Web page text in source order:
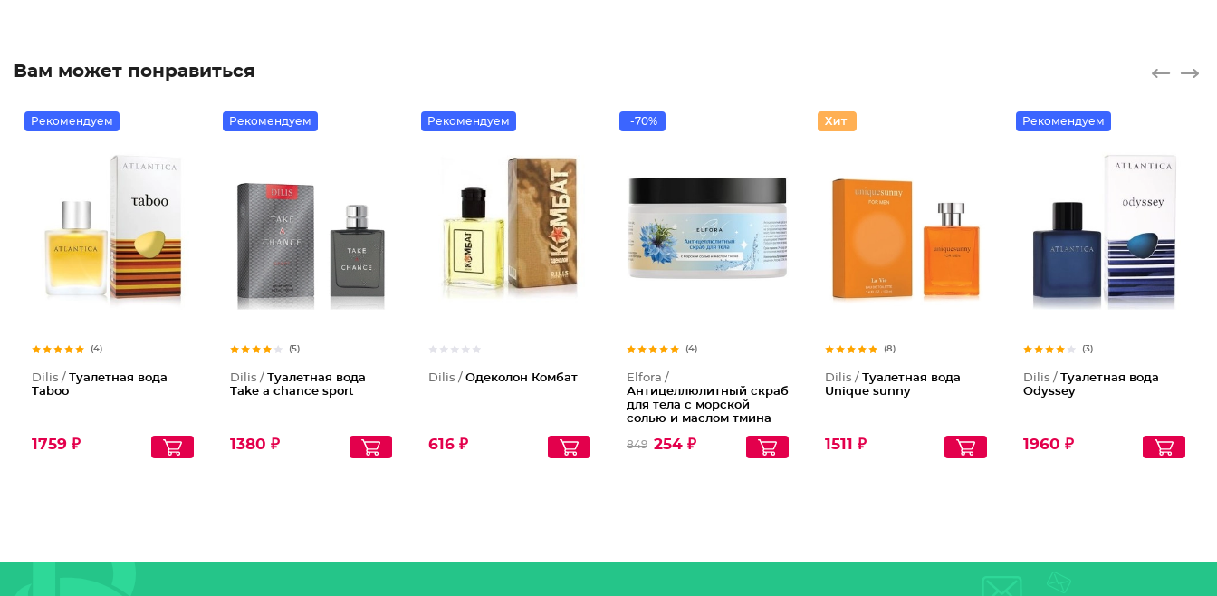
Вам может понравиться
Рекомендуем
(4)
Dilis / Туалетная вода
Taboo
1759 ₽
Рекомендуем
(5)
Dilis / Туалетная вода
Take a chance sport
1380 ₽
Рекомендуем
Dilis / Одеколон Комбат
616 ₽
-70%
(4)
Elfora /
Антицеллюлитный скраб
для тела с морской
солью и маслом тмина
849 254 ₽
(8)
Dilis / Туалетная вода
Unique sunny
1511 ₽
Рекомендуем
(3)
Dilis / Туалетная вода
Odyssey
1960 ₽